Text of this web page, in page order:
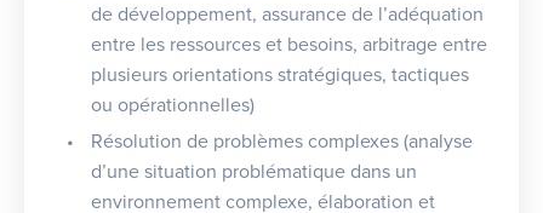
de développement, assurance de l’adéquation
entre les ressources et besoins, arbitrage entre
plusieurs orientations stratégiques, tactiques
ou opérationnelles)
Résolution de problèmes complexes (analyse
d’une situation problématique dans un
environnement complexe, élaboration et